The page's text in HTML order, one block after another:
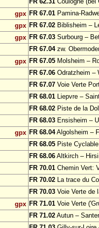
gpx FR 67.01 Pamina-
gpx FR 67.02 Biblisheim –
gpx FR 67.03 Surbourg –
FR 67.04zw.
gpx FR 67.05 Molsheim –
FR 67.06 Odratzheim –
FR 67.07 Voie Verte
FR 68.01 Liepvre –
FR 68.02 Piste de la
FR 68.03 Ensisheim –
gpx FR 68.04Algolsheim –
FR 68.05 Piste
FR 68.06 Altkirch –
FR 70.01 Chemin Vert:
FR 70.02 La trace du
FR 70.03 Voie Verte de
gpx FR 71.01 Voie Verte
FR 71.02 Autun –